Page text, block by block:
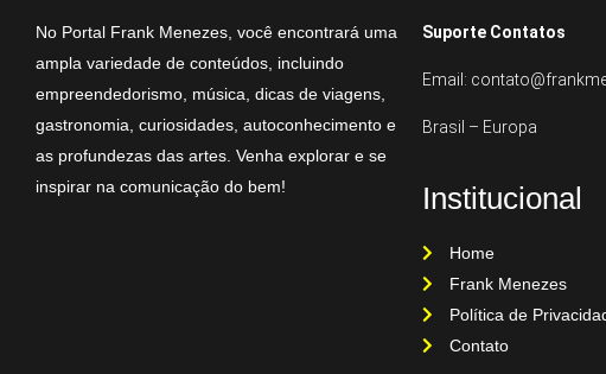
No Portal Frank Menezes, você encontrará uma
ampla variedade de conteúdos, incluindo
empreendedorismo, música, dicas de viagens,
gastronomia, curiosidades, autoconhecimento e
as profundezas das artes. Venha explorar e se
inspirar na comunicação do bem!
Suporte Contatos
Email:
Brasil – Europa
Institucional
Home
Frank Menezes
Política de
Contato